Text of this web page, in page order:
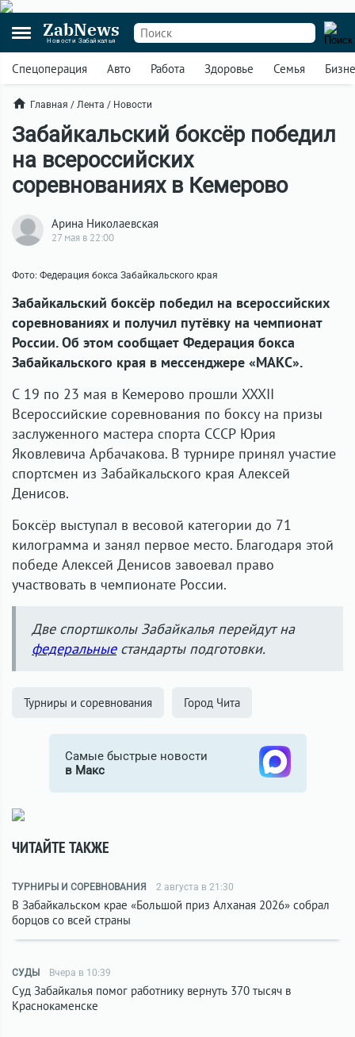
ZabNews
Новости Забайкалья
Спецоперация Авто Работа Здоровье Семья
Главная / Лента / Новости
Забайкальский боксёр победил
на всероссийских
соревнованиях в Кемерово
Арина Николаевская
27 мая в 22:00
Фото: Федерация бокса Забайкальского края
Забайкальский боксёр победил на всероссийских
соревнованиях и получил путёвку на чемпионат
России. Об этом сообщает Федерация бокса
Забайкальского края в мессенджере «МАКС».
С 19 по 23 мая в Кемерово прошли XXXII
Всероссийские соревнования по боксу на призы
заслуженного мастера спорта СССР Юрия
Яковлевича Арбачакова. В турнире принял участие
спортсмен из Забайкальского края Алексей
Денисов.
Боксёр выступал в весовой категории до 71
килограмма и занял первое место. Благодаря этой
победе Алексей Денисов завоевал право
участвовать в чемпионате России.
Две спортшколы Забайкалья перейдут на
федеральныестандарты подготовки.
Турниры и соревнования Город Чита
Самые быстрые новости
в Макс
ЧИТАЙТЕ ТАКЖЕ
ТУРНИРЫ И СОРЕВНОВАНИЯ 2 августа в 21:30
В Забайкальском крае «Большой приз Алханая 2026» собрал
борцов со всей страны
СУДЫ Вчера в 10:39
Суд Забайкалья помог работнику вернуть 370 тысяч в
Краснокаменске